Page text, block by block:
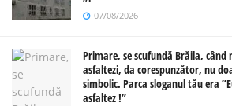
07/08/2026
Primare, se scufundă Brăila, când
asfaltezi, da corespunzător, nu
simbolic. Parca sloganul tău era
asfaltez !”